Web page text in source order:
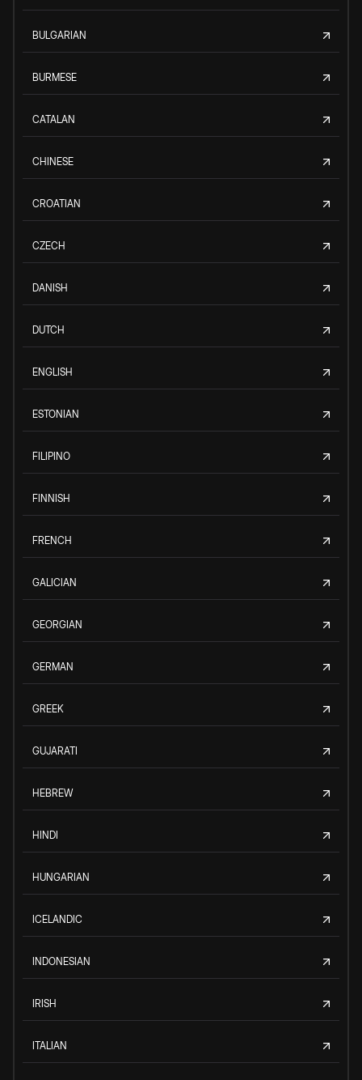
BULGARIAN
BURMESE
CATALAN
CHINESE
CROATIAN
CZECH
DANISH
DUTCH
ENGLISH
ESTONIAN
FILIPINO
FINNISH
FRENCH
GALICIAN
GEORGIAN
GERMAN
GREEK
GUJARATI
HEBREW
HINDI
HUNGARIAN
ICELANDIC
INDONESIAN
IRISH
ITALIAN